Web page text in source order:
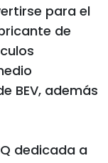
para el
de
BEV, además
dedicada a